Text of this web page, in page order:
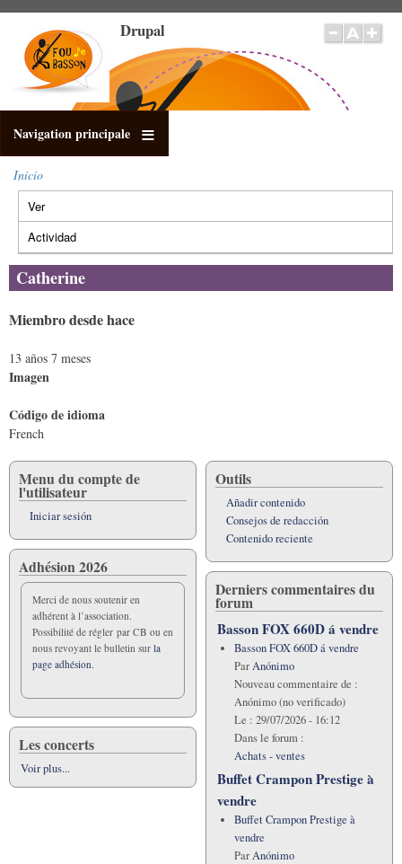
contenido
principal
Drupal
Navigation principale
Sobrescribir
enlaces
de
ayuda
a
la
Inicio
Solapas
principales
Ver(solapa
activa)
Actividad
Catherine
Miembro desde hace
13 años 7 meses
Imagen
Código de idioma
French
Menu du compte de
l'utilisateur
Iniciar sesión
Adhésion 2026
Merci de nous soutenir en
adhérent à l’association.
Possibilité de régler par CB ou en
nous revoyant le bulletin sur la
page adhésion.
Les concerts
Voir plus...
Outils
Añadir contenido
Consejos de redacción
Contenido reciente
Derniers commentaires du
forum
Basson FOX 660D á vendre
Basson FOX 660D á vendre
ParAnónimo
Nouveau commentaire de :
Anónimo (no verificado)
Le : 29/07/2026 - 16:12
Dans le forum :
Achats - ventes
Buffet Crampon Prestige à
vendre
Buffet Crampon Prestige à
vendre
ParAnónimo